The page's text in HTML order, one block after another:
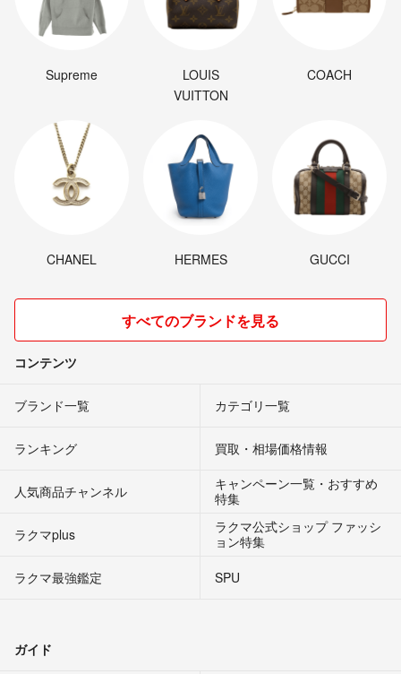
Supreme
LOUIS
VUITTON
COACH
CHANEL HERMES GUCCI
すべてのブランドを見る
コンテンツ
ブランド一覧 カテゴリ一覧
ランキング 買取・相場価格情報
人気商品チャンネル
キャンペーン一覧・おすすめ
特集
ラクマplus
ラクマ公式ショップ ファッシ
ョン特集
ラクマ最強鑑定
SPU
ガイド